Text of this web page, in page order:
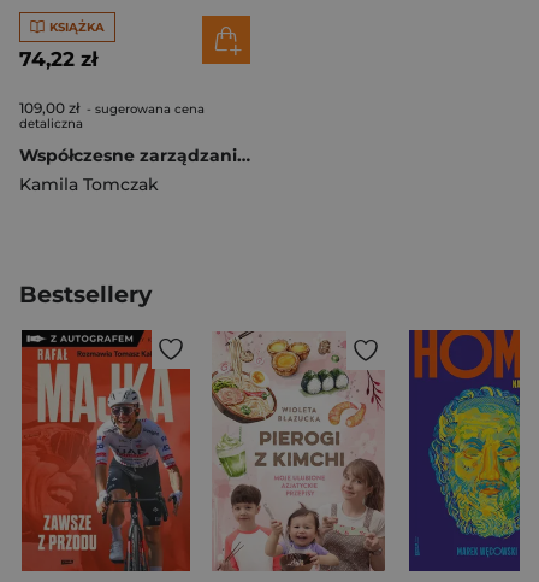
KSIĄŻKA
74,22 zł
109,00 zł - sugerowana cena
detaliczna
Współczesne zarządzanie kulturą organizacyjną
Kamila Tomczak
Bestsellery